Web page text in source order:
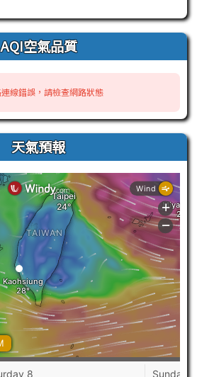
AQI空氣品質
線錯誤，請檢查網路狀態
天氣預報